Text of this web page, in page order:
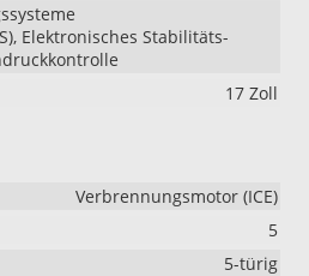
Elektronisches Stabilitäts-
17 Zoll
Verbrennungsmotor (ICE)
5
5-türig